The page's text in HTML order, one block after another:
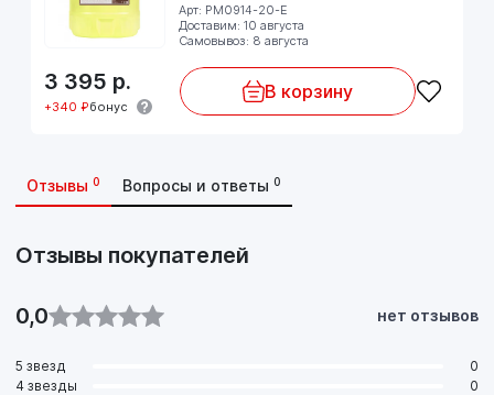
Арт: PM0914-20-E
Доставим: 10 августа
Самовывоз: 8 августа
3 395 р.
+340 ₽бонус
В корзину
Отзывы 0 Вопросы и ответы 0
Отзывы покупателей
0,0 нет отзывов
5 звезд
0
4 звезды
0